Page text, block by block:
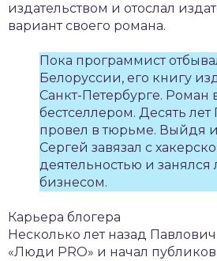
издательством и отослал
вариант своего романа.
Пока программист
Белоруссии, его книгу
Санкт-Петербурге. Роман
бестселлером. Десять лет
провел в тюрьме. Выйдя
Сергей завязал с
деятельностью и занялся
бизнесом.
Карьера блогера
Несколько лет назад
«Люди PRO» и начал